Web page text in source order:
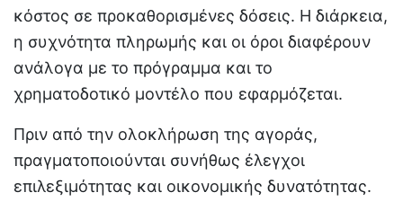
κόστος σε προκαθορισμένες δόσεις. Η διάρκεια,
η συχνότητα πληρωμής και οι όροι διαφέρουν
ανάλογα με το πρόγραμμα και το
χρηματοδοτικό μοντέλο που εφαρμόζεται.
Πριν από την ολοκλήρωση της αγοράς,
πραγματοποιούνται συνήθως έλεγχοι
επιλεξιμότητας και οικονομικής δυνατότητας.